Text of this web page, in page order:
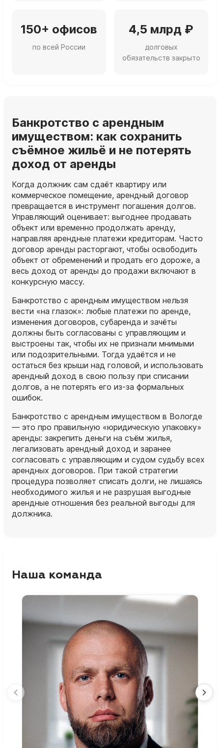
150+ офисов
по всей России
4,5 млрд ₽
долговых
обязательств закрыто
Банкротство с арендным
имуществом: как сохранить
съёмное жильё и не потерять
доход от аренды
Когда должник сам сдаёт квартиру или
коммерческое помещение, арендный договор
превращается в инструмент погашения долгов.
Управляющий оценивает: выгоднее продавать
объект или временно продолжать аренду,
направляя арендные платежи кредиторам. Часто
договор аренды расторгают, чтобы освободить
объект от обременений и продать его дороже, а
весь доход от аренды до продажи включают в
конкурсную массу.
Банкротство с арендным имуществом нельзя
вести «на глазок»: любые платежи по аренде,
изменения договоров, субаренда и зачёты
должны быть согласованы с управляющим и
выстроены так, чтобы их не признали мнимыми
или подозрительными. Тогда удаётся и не
остаться без крыши над головой, и использовать
арендный доход в свою пользу при списании
долгов, а не потерять его из‑за формальных
ошибок.
Банкротство с арендным имуществом в Вологде
— это про правильную «юридическую упаковку»
аренды: закрепить деньги на съём жилья,
легализовать арендный доход и заранее
согласовать с управляющим и судом судьбу всех
арендных договоров. При такой стратегии
процедура позволяет списать долги, не лишаясь
необходимого жилья и не разрушая выгодные
арендные отношения без реальной выгоды для
должника.
Наша команда